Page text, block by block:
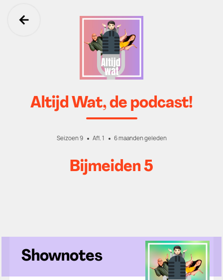
Ga terug
Altijd Wat, de podcast!
Seizoen 9 Afl. 1 6 maanden geleden
Bijmeiden 5
Shownotes